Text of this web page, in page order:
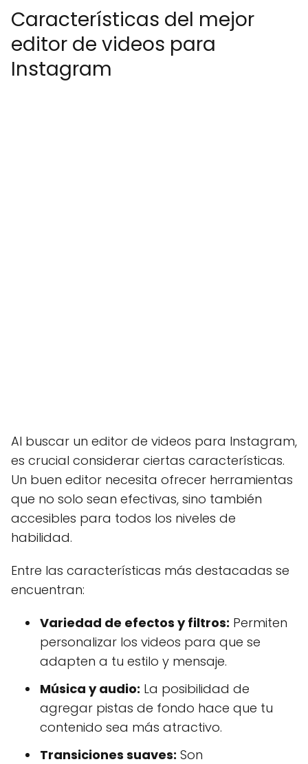
Características del mejor
editor de videos para
Instagram
Al buscar un editor de videos para Instagram,
es crucial considerar ciertas características.
Un buen editor necesita ofrecer herramientas
que no solo sean efectivas, sino también
accesibles para todos los niveles de
habilidad.
Entre las características más destacadas se
encuentran:
Variedad de efectos y filtros: Permiten
personalizar los videos para que se
adapten a tu estilo y mensaje.
Música y audio: La posibilidad de
agregar pistas de fondo hace que tu
contenido sea más atractivo.
Transiciones suaves: Son